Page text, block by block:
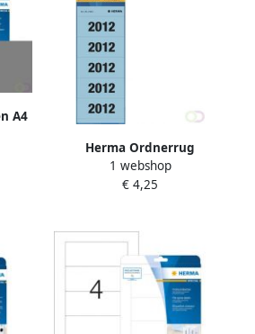
A4
Herma Ordnerrug
jaargetallen 2012 blauw
1 webshop
€ 4,25